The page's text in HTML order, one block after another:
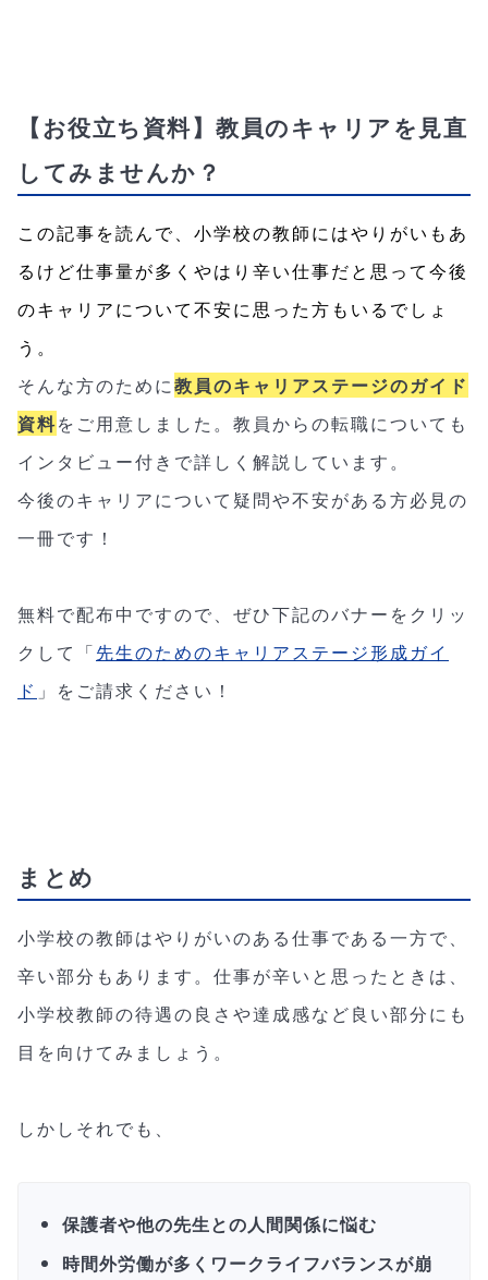
【お役立ち資料】教員のキャリアを見直
してみませんか？
この記事を読んで、小学校の教師にはやりがいもあ
るけど仕事量が多くやはり辛い仕事だと思って今後
のキャリアについて不安に思った方もいるでしょ
う。
そんな方のために教員のキャリアステージのガイド
資料をご用意しました。 教員からの転職についても
インタビュー付きで詳しく解説 しています。
今後のキャリアについて疑問や不安がある方必見の
一冊です！
無料で配布中ですので、ぜひ下記のバナーをクリッ
クして「先生のためのキャリアステージ形成ガイ
ド 」をご請求ください！
まとめ
小学校の教師はやりがいのある仕事である一方で、
辛い部分もあります。仕事が辛いと思ったときは、
小学校教師の待遇の良さや達成感など良い部分にも
目を向けてみましょう。
しかしそれでも、
保護者や他の先生との人間関係に悩む
時間外労働が多くワークライフバランスが崩